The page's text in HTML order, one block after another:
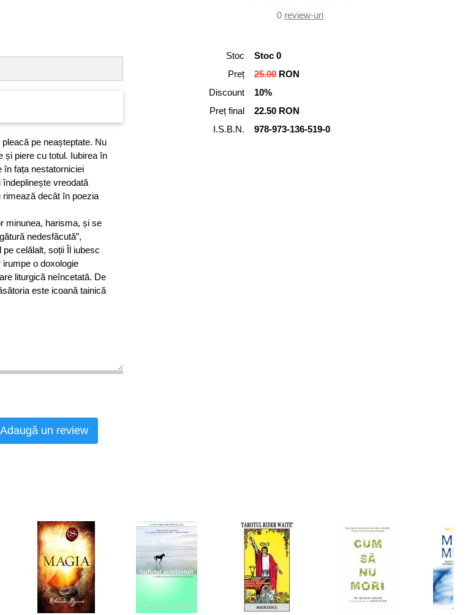
0 review-uri
pe neașteptate. Nu
și piere cu totul. Iubirea în
în fața nestatorniciei
vreodată
rimează decât în poezia
minu­nea, harisma, și se
nedesfăcută”,
pe celălalt, soții Îl iubesc
o doxologie
liturgică neîn­cetată. De
este icoană tainică
Stoc
Stoc 0
Preț
25.00RON
Discount
10%
Preț final
22.50 RON
I.S.B.N.
978‑973‑136‑519-0
Adaugă un review